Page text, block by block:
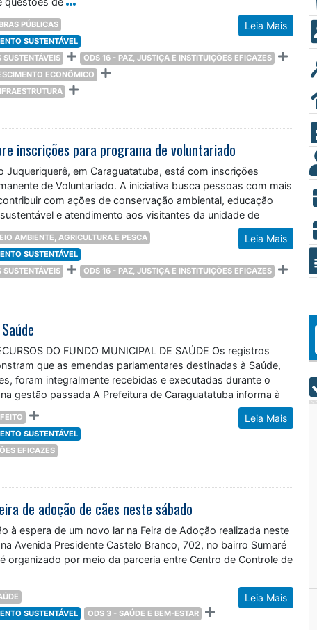
Leia Mais
PÚBLICAS
SUSTENTÁVEL
ODS 16 - PAZ, JUSTIÇA E INSTITUIÇÕES EFICAZES
ECONÔMICO
inscrições para programa de voluntariado
Juqueriquerê, em Caraguatatuba, está com inscrições
de Voluntariado. A iniciativa busca pessoas com mais
com ações de conservação ambiental, educação
e atendimento aos visitantes da unidade de
Leia Mais
AMBIENTE, AGRICULTURA E PESCA
SUSTENTÁVEL
ODS 16 - PAZ, JUSTIÇA E INSTITUIÇÕES EFICAZES
DO FUNDO MUNICIPAL DE SAÚDE Os registros
que as emendas parlamentares destinadas à Saúde,
foram integralmente recebidas e executadas durante o
gestão passada A Prefeitura de Caraguatatuba informa à
Leia Mais
SUSTENTÁVEL
EFICAZES
de adoção de cães neste sábado
à espera de um novo lar na Feira de Adoção realizada neste
Avenida Presidente Castelo Branco, 702, no bairro Sumaré
organizado por meio da parceria entre Centro de Controle de
Leia Mais
SUSTENTÁVEL
ODS 3 - SAÚDE E BEM-ESTAR